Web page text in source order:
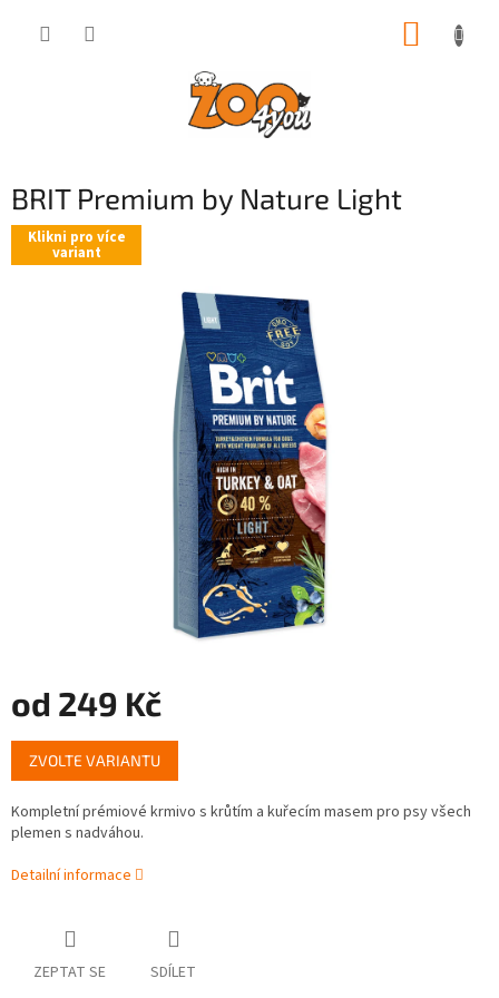
BRIT Premium by Nature Light
Klikni pro více
variant
od 249 Kč
Měrná
cena:
ZVOLTE VARIANTU
Kompletní prémiové krmivo s krůtím a kuřecím masem pro psy všech
plemen s nadváhou.
Detailní informace
ZEPTAT SE SDÍLET